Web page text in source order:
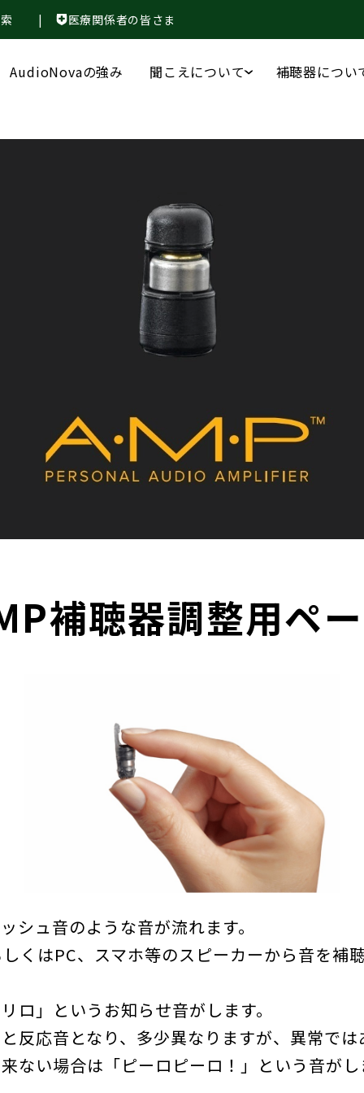
| 医療関係者の皆さま
AudioNovaの強み 聞こえについて 補聴器につい
補聴器調整用ペ
シュ音のような音が流れます。
くはPC、スマホ等のスピーカーから音を補
ロ」というお知らせ音がします。
反応音となり、多少異なりますが、異常で
ない場合は「ピーロピーロ！」という音がし